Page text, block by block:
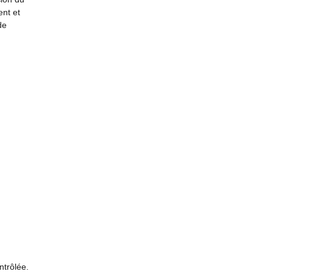
et